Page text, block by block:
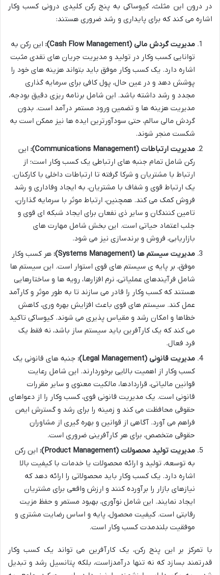
در درون این مثلث، کیوساکی به پنج رکن کلیدی درونی کسب وکار
اشاره می کند که برای پایداری و رشد ضروری هستند:
مدیریت گردش مالی (Cash Flow Management):
این رکن به
توانایی کسب وکار در تولید و مدیریت جریان های نقدی مثبت
اشاره دارد. یک کسب وکار موفق باید بتواند هزینه های خود را
پوشش دهد و در عین حال، پول کافی برای سرمایه گذاری
مجدد و رشد داشته باشد. این شامل برنامه ریزی دقیق بودجه،
مدیریت هزینه ها و تضمین ورود مستمر درآمد است. بدون
گردش مالی سالم، حتی سودآورترین ایده ها نیز ممکن است به
شکست منجر شوند.
مدیریت ارتباطات (Communications Management):
این
رکن شامل تمام جنبه های ارتباطی یک کسب وکار است؛ از
ارتباط با مشتریان و شرکا گرفته تا ارتباطات داخلی با کارکنان.
یک ارتباط قوی و شفاف با مشتریان، به ایجاد وفاداری و رشد
فروش کمک می کند. همچنین، ارتباط موثر با سرمایه گذاران،
تامین کنندگان و سایر ذی نفعان برای ایجاد شبکه ای قوی و
جلب اعتماد حیاتی است. این بخش شامل مهارت های
بازاریابی، فروش و برندسازی نیز می شود.
مدیریت سیستم ها (Systems Management):
هر کسب وکار
موفق، بر پایه ی سیستم های قوی استوار است. این سیستم ها
شامل فرآیندهای عملیاتی، نرم افزارها، رویه ها و ساختارهایی
هستند که کسب وکار را قادر می سازند تا به طور موثر و کارآمد
عمل کند. سیستم های قوی باعث افزایش بهره وری، کاهش
خطاها و امکان رشد و مقیاس پذیری می شوند. کیوساکی تاکید
می کند که یک کارآفرین باید سیستم ساز باشد، نه فقط یک
فرد فعال.
مدیریت قانونی (Legal Management):
جنبه های قانونی یک
کسب وکار از اهمیت بالایی برخوردارند. این شامل رعایت
قوانین مالیاتی، قراردادها، مالکیت معنوی و سایر مقررات
قانونی است. یک مدیریت قانونی قوی، کسب وکار را از دعواهای
حقوقی محافظت می کند و زمینه را برای رشد و گسترش ایمن
فراهم می آورد. آگاهی از قوانین و بهره گیری از مشاوران
حقوقی متخصص، برای هر کارآفرینی ضروری است.
مدیریت تولید محصولات (Product Management):
این رکن
به توسعه، تولید و ارائه محصولات یا خدمات با کیفیت بالا
اشاره دارد. یک کسب وکار باید محصولاتی را ارائه دهد که
نیازهای بازار را برآورده کنند و ارزش واقعی برای مشتریان
ایجاد نمایند. این شامل نوآوری، بهبود مستمر و حفظ مزیت
رقابتی است. کیفیت محصول، پایه و اساس رضایت مشتری و
موفقیت بلندمدت کسب وکار است.
با تمرکز بر این پنج رکن، یک کارآفرین می تواند یک کسب وکار
قدرتمند بسازد که نه تنها درآمدزاست، بلکه پتانسیل رشد و تبدیل